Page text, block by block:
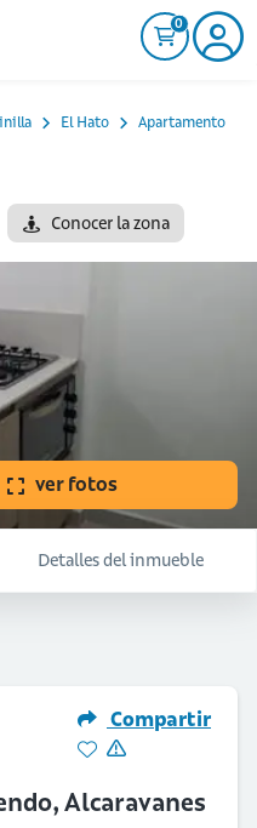
0
El Hato Apartamento
Conocer la zona
ver fotos
Detalles del inmueble
Compartir
Alcaravanes